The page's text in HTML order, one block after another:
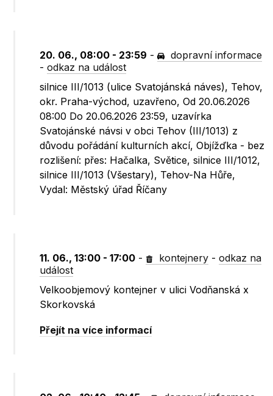
20. 06., 08:00 - 23:59 -
dopravní informace
-odkaz na událost
silnice III/1013 (ulice Svatojánská náves), Tehov,
okr. Praha-východ, uzavřeno, Od 20.06.2026
08:00 Do 20.06.2026 23:59, uzavírka
Svatojánské návsi v obci Tehov (III/1013) z
důvodu pořádání kulturních akcí, Objížďka - bez
rozlišení: přes: Hačalka, Světice, silnice III/1012,
silnice III/1013 (Všestary), Tehov-Na Hůře,
Vydal: Městský úřad Říčany
11. 06., 13:00 - 17:00 - kontejnery -odkaz na
událost
Velkoobjemový kontejner v ulici Vodňanská x
Skorkovská
Přejít na více informací